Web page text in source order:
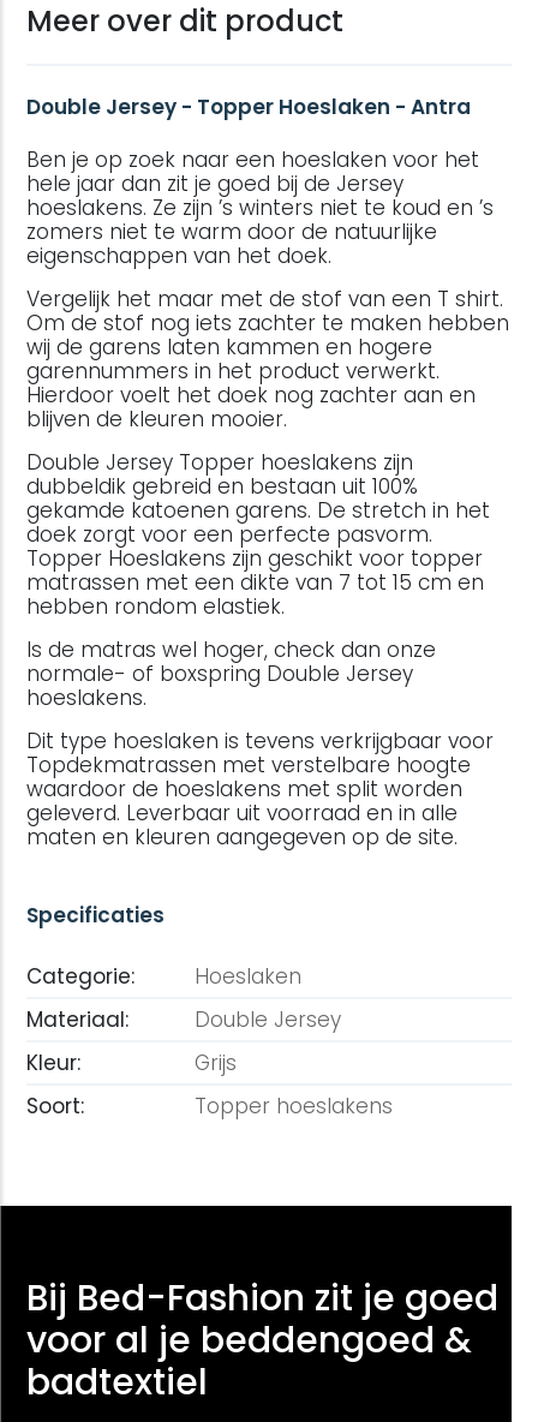
Meer over dit product
Double Jersey - Topper Hoeslaken - Antra
Ben je op zoek naar een hoeslaken voor het
hele jaar dan zit je goed bij de Jersey
hoeslakens. Ze zijn ’s winters niet te koud en ’s
zomers niet te warm door de natuurlijke
eigenschappen van het doek.
Vergelijk het maar met de stof van een T shirt.
Om de stof nog iets zachter te maken hebben
wij de garens laten kammen en hogere
garennummers in het product verwerkt.
Hierdoor voelt het doek nog zachter aan en
blijven de kleuren mooier.
Double Jersey Topper hoeslakens zijn
dubbeldik gebreid en bestaan uit 100%
gekamde katoenen garens. De stretch in het
doek zorgt voor een perfecte pasvorm.
Topper Hoeslakens zijn geschikt voor topper
matrassen met een dikte van 7 tot 15 cm en
hebben rondom elastiek.
Is de matras wel hoger, check dan onze
normale- of boxspring Double Jersey
hoeslakens.
Dit type hoeslaken is tevens verkrijgbaar voor
Topdekmatrassen met verstelbare hoogte
waardoor de hoeslakens met split worden
geleverd. Leverbaar uit voorraad en in alle
maten en kleuren aangegeven op de site.
Specificaties
Categorie:
Hoeslaken
Materiaal:
Double Jersey
Kleur:
Grijs
Soort:
Topper hoeslakens
Bij Bed-Fashion zit je goed
voor al je beddengoed &
badtextiel